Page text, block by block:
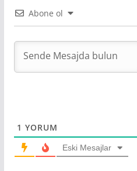
Abone ol
1 YORUM
Eski Mesajlar